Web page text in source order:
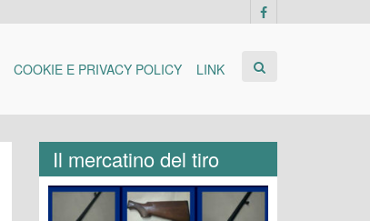
COOKIE E PRIVACY POLICY LINK
Il mercatino del tiro